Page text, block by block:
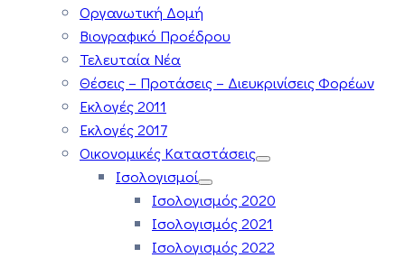
Οργανωτική Δομή
Βιογραφικό Προέδρου
Τελευταία Νέα
Θέσεις – Προτάσεις – Διευκρινίσεις Φορέων
Εκλογές 2011
Εκλογές 2017
Οικονομικές Καταστάσεις
Ισολογισμοί
Ισολογισμός 2020
Ισολογισμός 2021
Ισολογισμός 2022